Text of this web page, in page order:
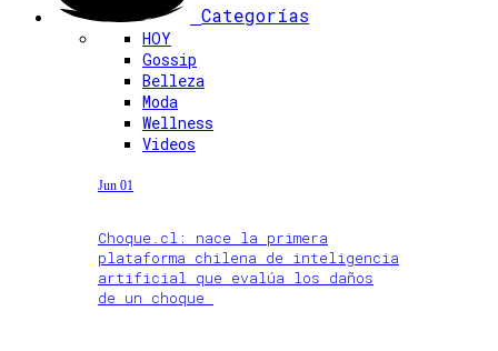
Categorías
HOY
Gossip
Belleza
Moda
Wellness
Videos
Jun 01
Choque.cl: nace la primera
plataforma chilena de inteligencia
artificial que evalúa los daños
de un choque